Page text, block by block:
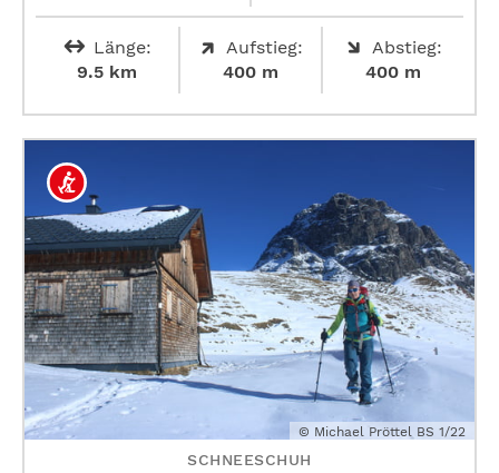
Länge:
9.5 km
Aufstieg:
400 m
Abstieg:
400 m
© Michael Pröttel BS 1/22
SCHNEESCHUH